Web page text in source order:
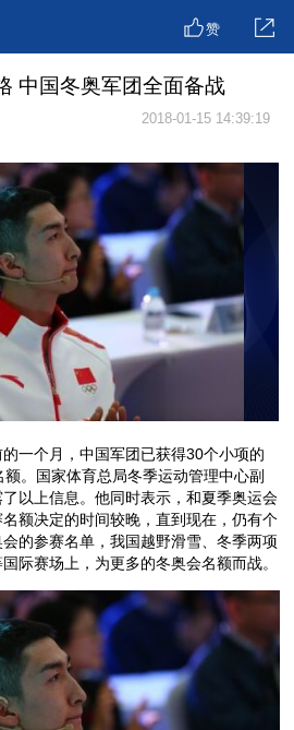
赞
中国冬奥军团全面备战
2018-01-15 14:39:19
一个月，中国军团已获得30个小项的
。国家体育总局冬季运动管理中心副
以上信息。他同时表示，和夏季奥运会
额决定的时间较晚，直到现在，仍有个
的参赛名单，我国越野滑雪、冬季两项
际赛场上，为更多的冬奥会名额而战。